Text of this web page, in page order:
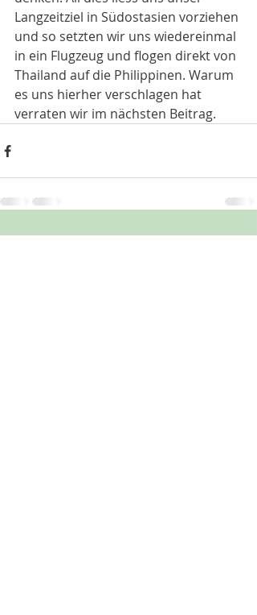
Langzeitziel in Südostasien vorziehen
und so setzten wir uns wiedereinmal
in ein Flugzeug und flogen direkt von
Thailand auf die Philippinen. Warum
es uns hierher verschlagen hat
verraten wir im nächsten Beitrag.